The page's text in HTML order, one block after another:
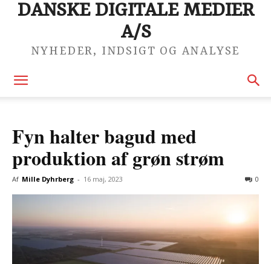
DANSKE DIGITALE MEDIER
A/S
NYHEDER, INDSIGT OG ANALYSE
Fyn halter bagud med
produktion af grøn strøm
Af Mille Dyhrberg - 16 maj, 2023 0